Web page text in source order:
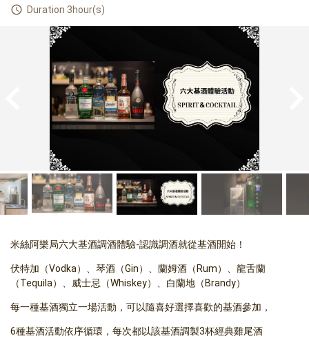
Duration 3hour(s)
米絲阿樂局六大基酒調酒體驗-認識調酒就從基酒開始！
伏特加（Vodka）、琴酒（Gin）、蘭姆酒（Rum）、龍舌蘭
（Tequila）、威士忌（Whiskey）、白蘭地（Brandy）
每一種基酒獨立一場活動，可以隨喜好選擇喜歡的基酒參加，
6種基酒活動依序循環，每次都以該基酒調製3杯經典雞尾酒